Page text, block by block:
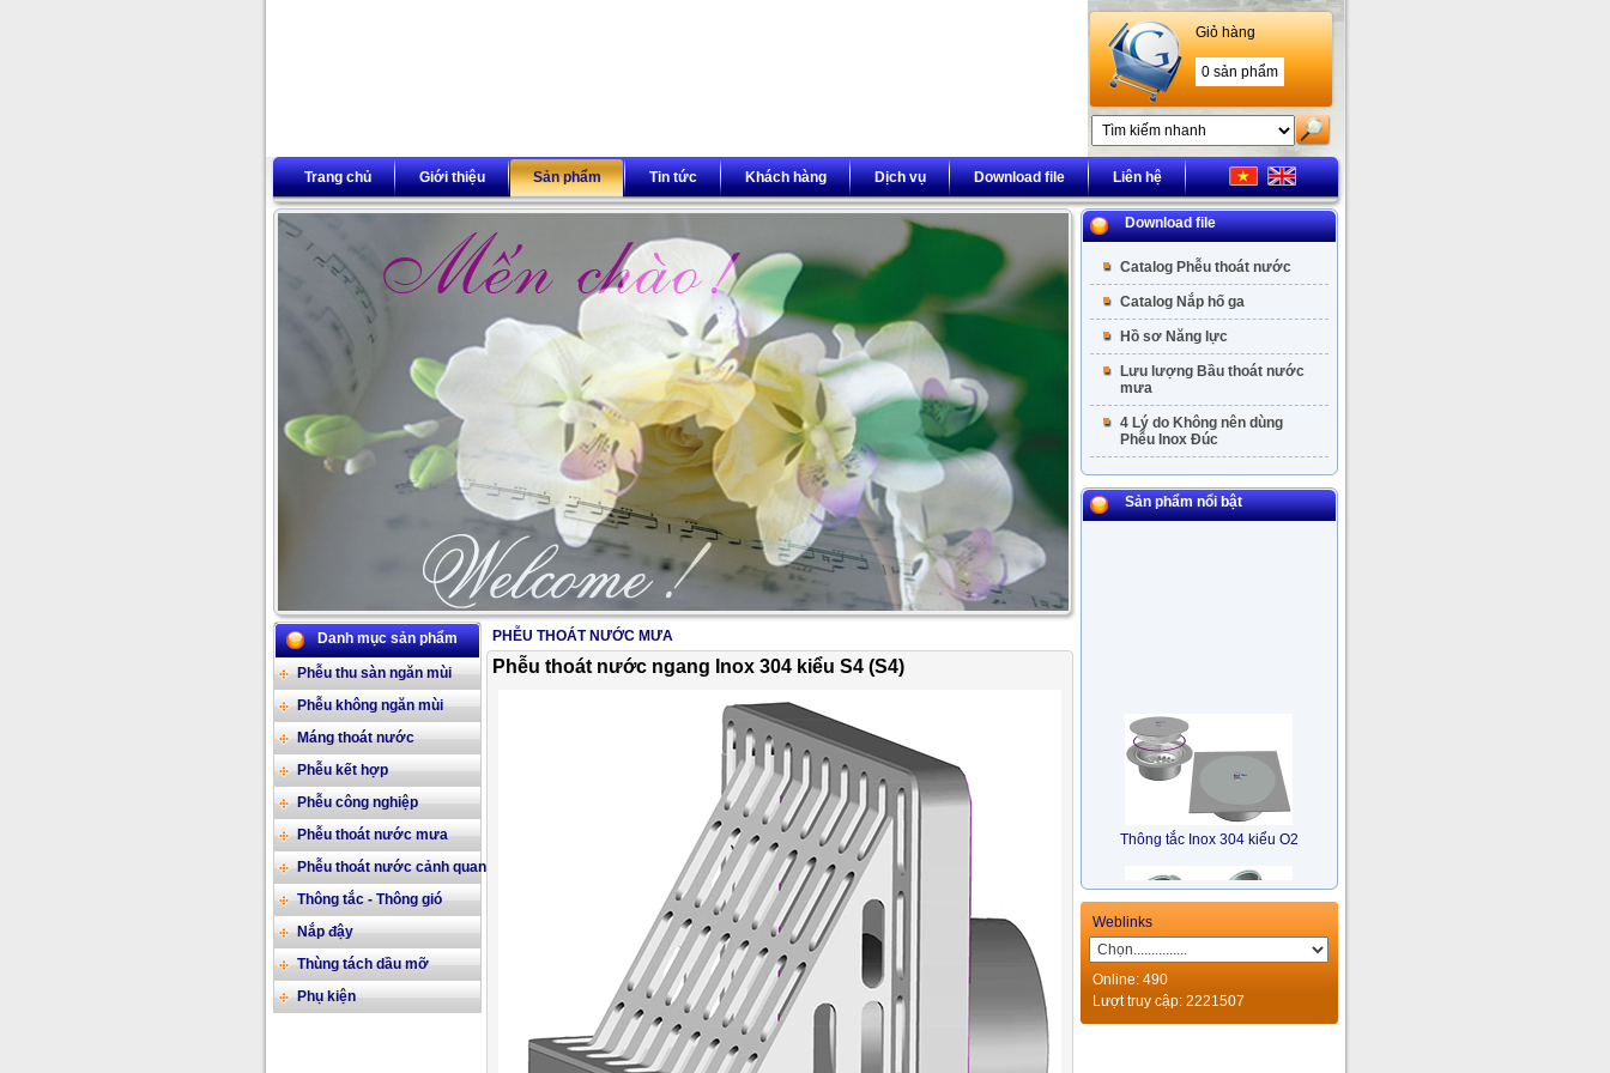
Giỏ hàng
0 sản phẩm
Trang chủ Giới thiệu Sản phẩm Tin tức Khách hàng Dịch vụ Download file Liên hệ
2/17
Danh mục sản phẩm
Phễu thu sàn ngăn mùi
Phễu không ngăn mùi
Máng thoát nước
Phễu kết hợp
Phễu công nghiệp
Phễu thoát nước mưa
Phễu thoát nước cảnh quan
Thông tắc - Thông gió
Nắp đậy
Thùng tách dầu mỡ
Phụ kiện
PHỄU THOÁT NƯỚC MƯA
Phễu thoát nước ngang Inox 304 kiểu S4 (S4)
Download file
Catalog Phễu thoát nước
Catalog Nắp hố ga
Hồ sơ Năng lực
Lưu lượng Bầu thoát nước
mưa
4 Lý do Không nên dùng
Phễu Inox Đúc
Sản phẩm nổi bật
Thông tắc Inox 304 kiểu O2
Bẫy Nước Nhiều Hướng Inox
Weblinks
Online: 490
Lượt truy cập: 2221507